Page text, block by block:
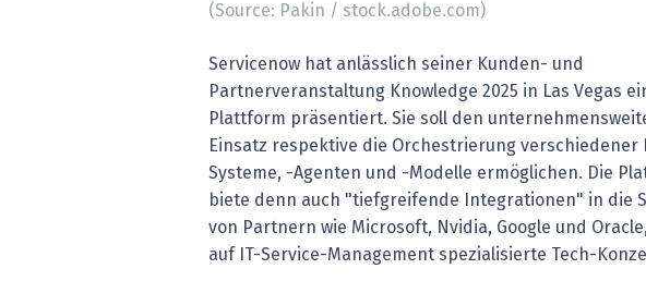
Digital Banking
» alle Dossiers
(Source: Pakin / stock.adobe.com)
Servicenow hat anlässlich seiner Kunden- und
Partnerveranstaltung Knowledge 2025 in Las Vegas
Plattform präsentiert. Sie soll den
Einsatz respektive die Orchestrierung verschiedener
Systeme, -Agenten und -Modelle ermöglichen. Die
biete denn auch "tiefgreifende Integrationen" in die
von Partnern wie Microsoft, Nvidia, Google und
auf IT-Service-Management spezialisierte Tech-